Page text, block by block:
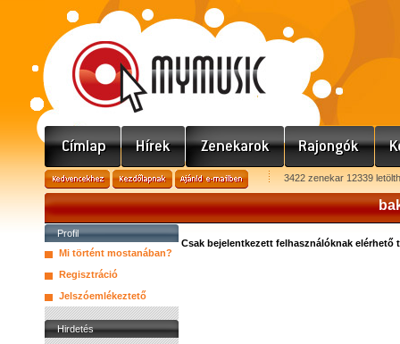
3422 zenekar 12339
Profil
Mi történt mostanában?
Regisztráció
Jelszóemlékeztető
Hirdetés
Csak bejelentkezett felhasználóknak elérhető